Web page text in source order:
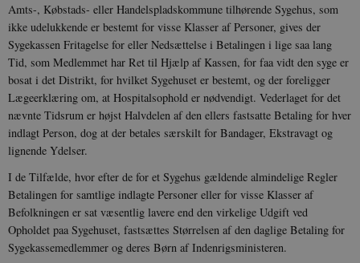
Amts-, Købstads- eller Handelspladskommune tilhørende Sygehus, som
ikke udelukkende er bestemt for visse Klasser af Personer, gives der
Sygekassen Fritagelse for eller Nedsættelse i Betalingen i lige saa lang
Tid, som Medlemmet har Ret til Hjælp af Kassen, for faa vidt den syge er
bosat i det Di­strikt, for hvilket Sygehuset er bestemt, og der foreligger
Lægeerklæring om, at Hospitals­ophold er nødvendigt. Vederlaget for det
nævnte Tidsrum er højst Halvdelen af den ellers fastsatte Betaling for hver
indlagt Person, dog at der betales særskilt for Bandager, Ekstravagt og
lignende Ydelser.
I de Tilfælde, hvor efter de for et Sygehus gældende almindelige Regler
Betalingen for samtlige indlagte Personer eller for visse Klasser af
Befolkningen er sat væsentlig lavere end den virkelige Udgift ved
Opholdet paa Sygehuset, fastsættes Størrelsen af den daglige Betaling for
Sygekassemedlemmer og deres Børn af Indenrigsministeren.